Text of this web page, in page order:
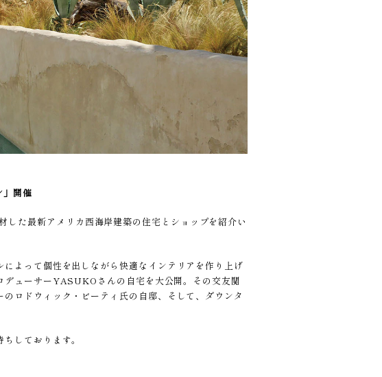
」開催
た最新アメリカ西海岸建築の住宅とショップを紹介い
よって個性を出しながら快適なインテリアを作り上げ
デューサーYASUKOさんの自宅を大公開。その交友関
ロドウィック・ビーティ氏の自邸、そして、ダウンタ
しております。